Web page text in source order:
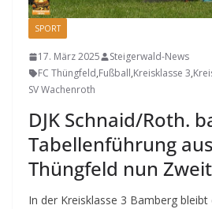
SPORT
17. März 2025
Steigerwald-News
FC Thüngfeld,Fußball,Kreisklasse 3,
SV Wachenroth
DJK Schnaid/Roth.
Tabellenführung
Thüngfeld nun
In der Kreisklasse 3 Bamberg bleibt